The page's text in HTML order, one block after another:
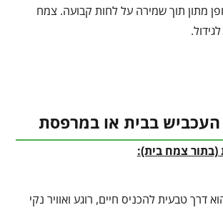
מתון תוך שמירה על לחות קבועה. צמח
העכביש בבית או במרפסת
(בתור צמח בית):
דרך טבעית להכניס חיים, רוגע ואוויר נקי